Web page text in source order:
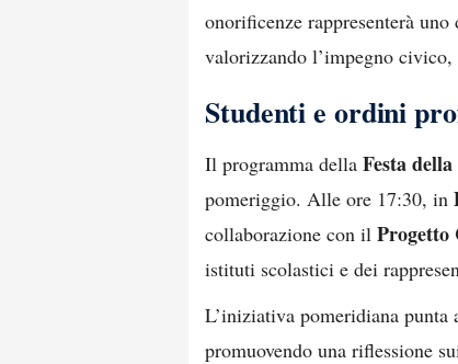
onorificenze rappresenterà
valorizzando l’impegno
Studenti e ordini
Il programma della Festa
pomeriggio. Alle ore 17:30, in
collaborazione con il Progetto
istituti scolastici e dei
L’iniziativa pomeridiana
promuovendo una riflessione